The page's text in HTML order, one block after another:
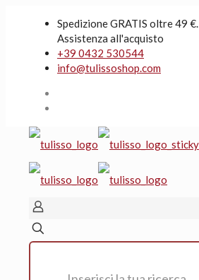
Spedizione GRATIS oltre 49 €.
Assistenza all'acquisto
+39 0432 530544
info@tulissoshop.com